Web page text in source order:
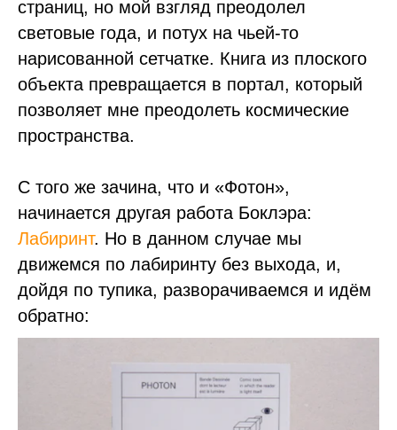
страниц, но мой взгляд преодолел
световые года, и потух на чьей-то
нарисованной сетчатке. Книга из плоского
объекта превращается в портал, который
позволяет мне преодолеть космические
пространства.
С того же зачина, что и «Фотон»,
начинается другая работа Боклэра:
Лабиринт. Но в данном случае мы
движемся по лабиринту без выхода, и,
дойдя по тупика, разворачиваемся и идём
обратно: